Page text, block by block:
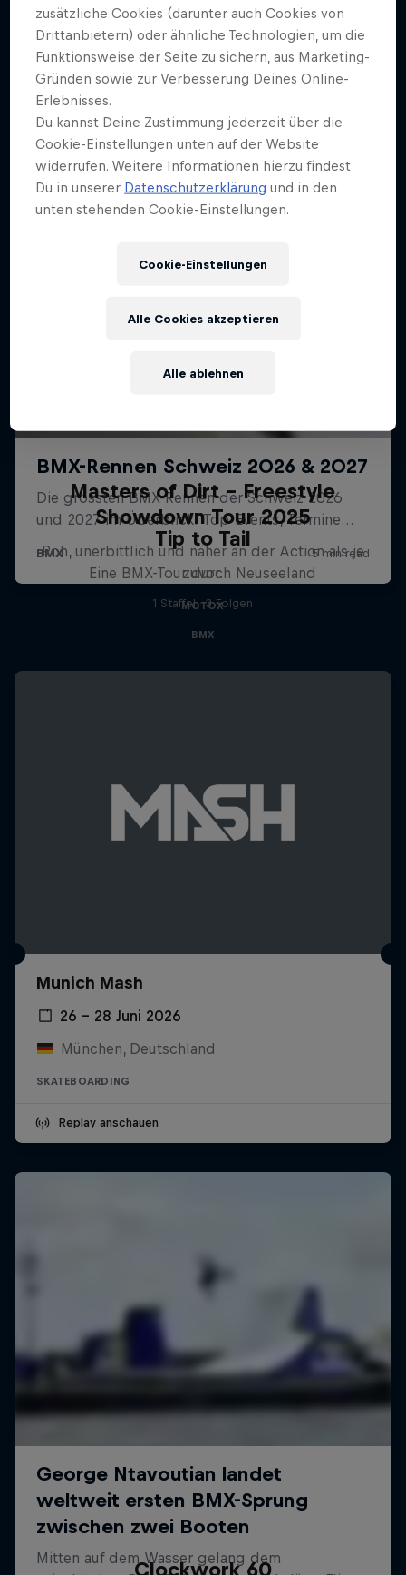
Mehr davon
Masters of Dirt – Freestyle
Showdown Tour 2025
Roh, unerbittlich und näher an der Action als je
zuvor.
MOTOX
Tip to Tail
Eine BMX-Tour durch Neuseeland
1 Staffel · 3 Folgen
BMX
Munich Mash
26 – 28 Juni 2026
München, Deutschland
SKATEBOARDING
Replay anschauen
Clockwork 60
zusätzliche Cookies (darunter auch Cookies von
Drittanbietern) oder ähnliche Technologien, um die
Funktionsweise der Seite zu sichern, aus Marketing-
Gründen sowie zur Verbesserung Deines Online-
Erlebnisses.
Du kannst Deine Zustimmung jederzeit über die
Cookie-Einstellungen unten auf der Website
widerrufen. Weitere Informationen hierzu findest
Du in unserer Datenschutzerklärung und in den
unten stehenden Cookie-Einstellungen.
Cookie-Einstellungen
Alle ablehnen
Alle Cookies akzeptieren